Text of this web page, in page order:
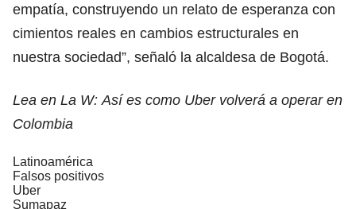
empatía, construyendo un relato de esperanza con
cimientos reales en cambios estructurales en
nuestra sociedad”, señaló la alcaldesa de Bogotá.
Lea en La W: Así es como Uber volverá a operar en
Colombia
Latinoamérica
Falsos positivos
Uber
Sumapaz